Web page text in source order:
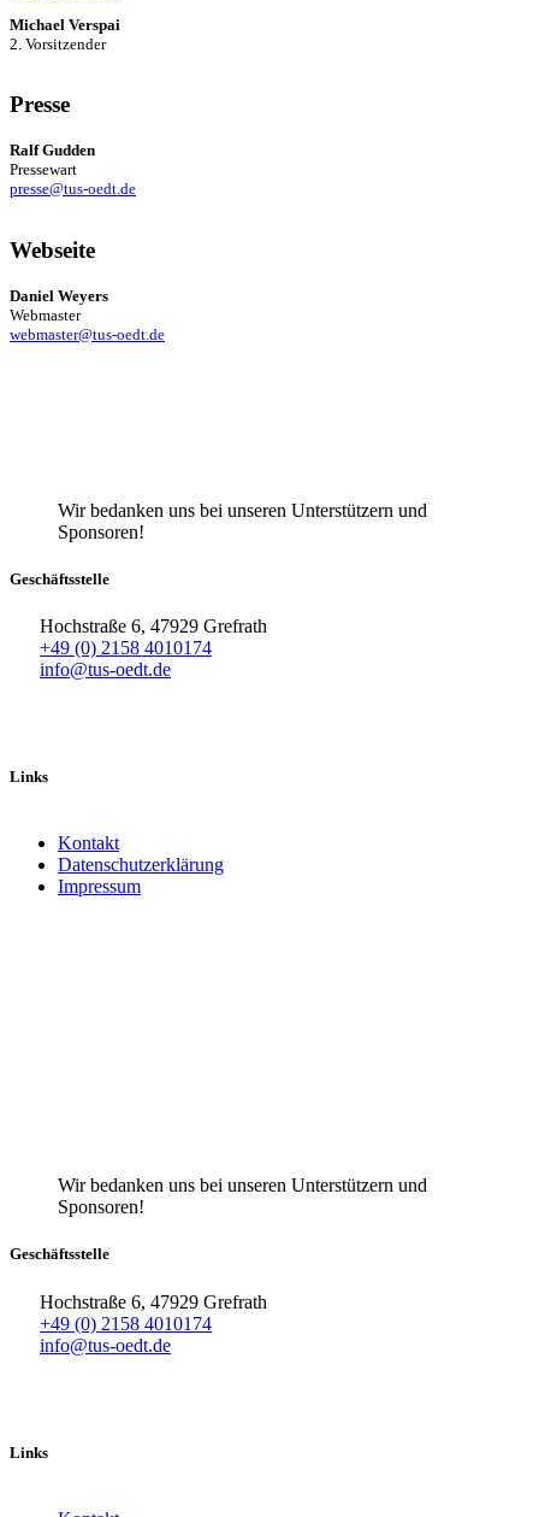
Michael Verspai
2. Vorsitzender
Presse
Ralf Gudden
Pressewart
presse@tus-oedt.de
Webseite
Daniel Weyers
Webmaster
webmaster@tus-oedt.de
Wir bedanken uns bei unseren Unterstützern und
Sponsoren!
Geschäftsstelle
Hochstraße 6, 47929 Grefrath
+49 (0) 2158 4010174
info@tus-oedt.de
Links
Kontakt
Datenschutzerklärung
Impressum
Wir bedanken uns bei unseren Unterstützern und
Sponsoren!
Geschäftsstelle
Hochstraße 6, 47929 Grefrath
+49 (0) 2158 4010174
info@tus-oedt.de
Links